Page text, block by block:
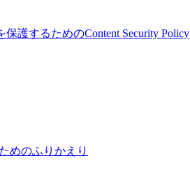
護するためのContent Security Policy
めのふりかえり